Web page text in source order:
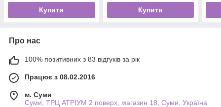
Купити Купити
Про нас
100% позитивних з 83 відгуків за рік
Працює з 08.02.2016
м. Суми
Суми, ТРЦ АТРІУМ 2 поверх, магазин 18, Суми, Україна